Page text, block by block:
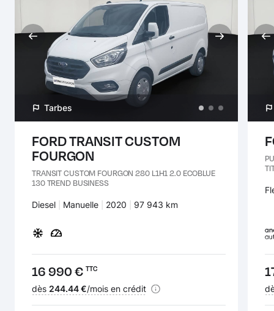
Tarbes
FORD TRANSIT CUSTOM
FOURGON
TRANSIT CUSTOM FOURGON 280 L1H1 2.0 ECOBLUE
130 TREND BUSINESS
Carburant :
Diesel Transmission :
Manuelle Années :
2020 Kilomètres :
97 943 km
Prix :
16 990 € TTC
Financement :
dès 244.44 €/mois en crédit